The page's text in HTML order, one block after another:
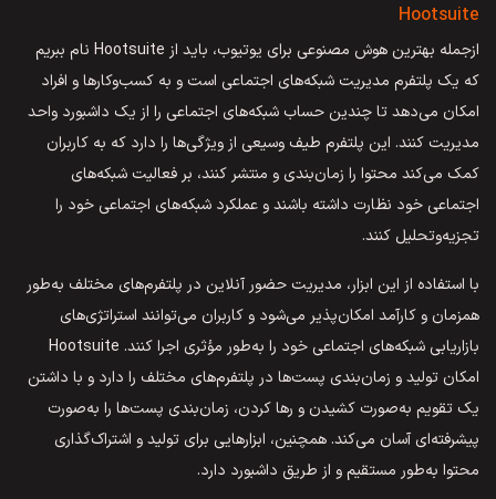
Hootsuite
ازجمله بهترین هوش مصنوعی برای یوتیوب، باید از Hootsuite نام ببریم
که یک پلتفرم مدیریت شبکه‌های اجتماعی است و به کسب‌وکارها و افراد
امکان می‌دهد تا چندین حساب شبکه‌های اجتماعی را از یک داشبورد واحد
مدیریت کنند. این پلتفرم طیف وسیعی از ویژگی‌ها را دارد که به کاربران
کمک می‌کند محتوا را زمان‌بندی و منتشر کنند، بر فعالیت شبکه‌های
اجتماعی خود نظارت داشته باشند و عملکرد شبکه‌های اجتماعی خود را
تجزیه‌وتحلیل کنند.
با استفاده از این ابزار، مدیریت حضور آنلاین در پلتفرم‌های مختلف به‌طور
همزمان و کارآمد امکان‌پذیر می‌شود و کاربران می‌توانند استراتژی‌های
بازاریابی شبکه‌های اجتماعی خود را به‌طور مؤثری اجرا کنند. Hootsuite
امکان تولید و زمان‌بندی پست‌ها در پلتفرم‌های مختلف را دارد و با داشتن
یک تقویم به‌صورت کشیدن و رها کردن، زمان‌بندی پست‌ها را به‌صورت
پیشرفته‌ای آسان می‌کند. همچنین، ابزارهایی برای تولید و اشتراک‌گذاری
محتوا به‌طور مستقیم و از طریق داشبورد دارد.